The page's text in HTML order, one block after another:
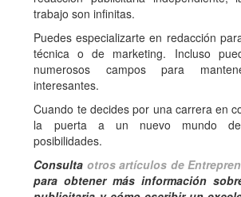
trabajo son infinitas.
Puedes especializarte en redacción
técnica o de marketing. Incluso
numerosos campos para
interesantes.
Cuando te decides por una carrera en
la puerta a un nuevo mundo de
posibilidades.
Consulta otros artículos de
para obtener más información